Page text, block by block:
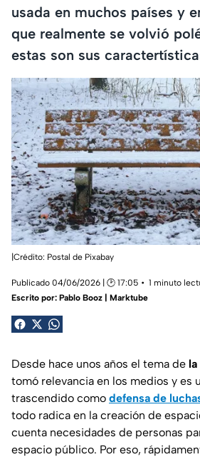
usada en muchos países y
que realmente se volvió
estas son sus
|Crédito: Postal de Pixabay
Publicado 04/06/2026 | 🕑 17:05
1 minuto
Escrito por: Pablo Booz | Marktube
Desde hace unos años el tema de
tomó relevancia en los medios y es
trascendido como defensa de
todo radica en la creación de
cuenta necesidades de personas
espacio público. Por eso,